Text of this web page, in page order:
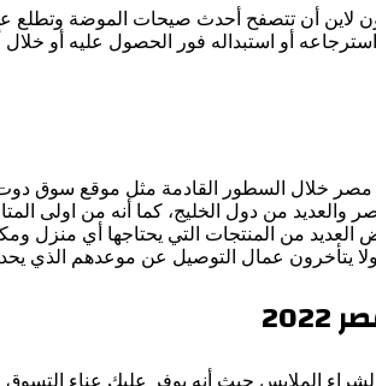
لاين أن تتصفح أحدث صيحات الموضة وتطلع
أو استبداله فور الحصول عليه أو
خلال السطور القادمة مثل موقع سوق دوت
من دول الخليج، كما أنه من اولى
من المنتجات التي يحتاجها أي منزل
يتأخرون عمال التوصيل عن موعدهم الذي
الملابس حيث أنه يوفر عليك عناء